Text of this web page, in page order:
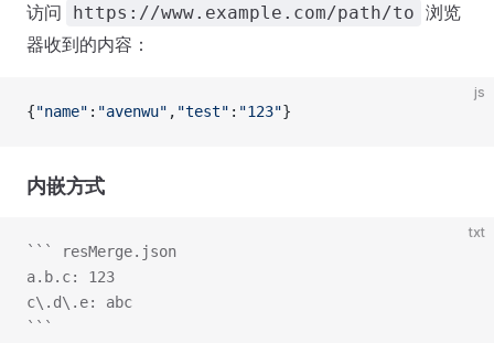
访问 https://www.example.com/path/to 浏览
器收到的内容：
js
{"name" : "avenwu" , "test" : "123"}
内嵌方式
txt
``` resMerge.json
a.b.c: 123
c\.d\.e: abc
```